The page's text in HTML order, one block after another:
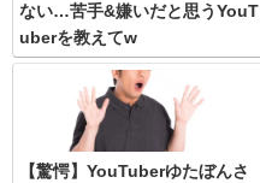
ない…苦手&嫌いだと思うYouT
uberを教えてw
【驚愕】YouTuberゆたぼんさ